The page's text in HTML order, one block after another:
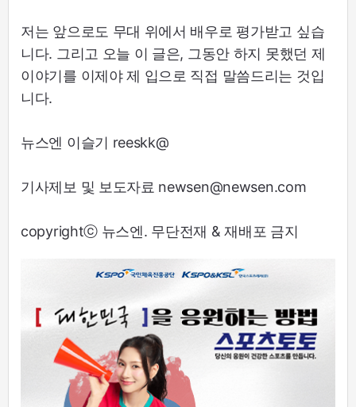
저는 앞으로도 무대 위에서 배우로 평가받고 싶습
니다. 그리고 오늘 이 글은, 그동안 하지 못했던 제
이야기를 이제야 제 입으로 직접 말씀드리는 것입
니다.
뉴스엔 이슬기 reeskk@
기사제보 및 보도자료 newsen@newsen.com
copyrightⓒ 뉴스엔. 무단전재 & 재배포 금지